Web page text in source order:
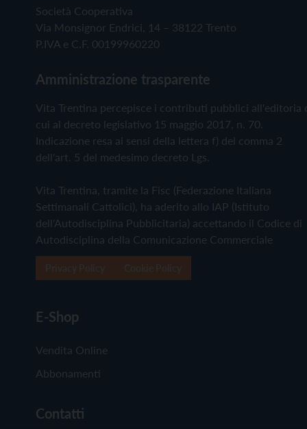
Società Cooperativa
Via Monsignor Endrici, 14 – 38122 Trento
P.IVA e C.F. 00199960220
Amministrazione trasparente
Vita Trentina percepisce i contributi pubblici all'editoria
cui al decreto legislativo 15 maggio 2017, n. 70.
Indicazione resa ai sensi della lettera f) del comma 2
dell'art. 5 del medesimo decreto Lgs.
Vita Trentina, tramite la Fisc (Federazione Italiana
Settimanali Cattolici), ha aderito allo IAP (Istituto
dell'Autodisciplina Pubblicitaria) accettando il Codice di
Autodisciplina della Comunicazione Commerciale
E-Shop
Vendita Online
Abbonamenti
Contatti